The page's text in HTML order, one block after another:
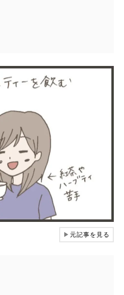
▶元記事を見る